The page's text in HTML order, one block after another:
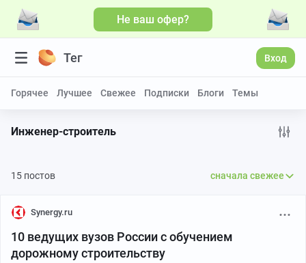
Не ваш офер?
Тег Вход
Горячее Лучшее Свежее Подписки Блоги Темы
Инженер-строитель
15 постов сначала свежее
Synergy.ru
10 ведущих вузов России с обучением
дорожному строительству